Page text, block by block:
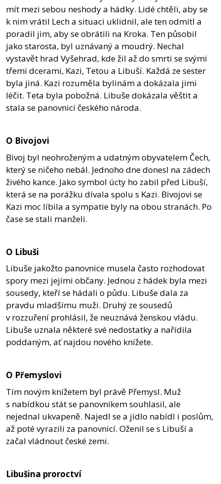
mít mezi sebou neshody a hádky. Lidé chtěli, aby se
k nim vrátil Lech a situaci uklidnil, ale ten odmítl a
poradil jim, aby se obrátili na Kroka. Ten působil
jako starosta, byl uznávaný a moudrý. Nechal
vystavět hrad Vyšehrad, kde žil až do smrti se svými
třemi dcerami, Kazi, Tetou a Libuší. Každá ze sester
byla jiná. Kazi rozuměla bylinám a dokázala jimi
léčit. Teta byla pobožná. Libuše dokázala věštit a
stala se panovnicí českého národa.
O Bivojovi
Bivoj byl neohroženým a udatným obyvatelem Čech,
který se ničeho nebál. Jednoho dne donesl na zádech
živého kance. Jako symbol úcty ho zabil před Libuší,
která se na porážku dívala spolu s Kazi. Bivojovi se
Kazi moc líbila a sympatie byly na obou stranách. Po
čase se stali manželi.
O Libuši
Libuše jakožto panovnice musela často rozhodovat
spory mezi jejími občany. Jednou z hádek byla mezi
sousedy, kteří se hádali o půdu. Libuše dala za
pravdu mladšímu muži. Druhý ze sousedů
v rozzuření prohlásil, že neuznává ženskou vládu.
Libuše uznala některé své nedostatky a nařídila
poddaným, ať najdou nového knížete.
O Přemyslovi
Tím novým knížetem byl právě Přemysl. Muž
s nabídkou stát se panovníkem souhlasil, ale
nejednal ukvapeně. Najedl se a jídlo nabídl i poslům,
až poté vyrazili za panovnicí. Oženil se s Libuší a
začal vládnout české zemi.
Libušina proroctví